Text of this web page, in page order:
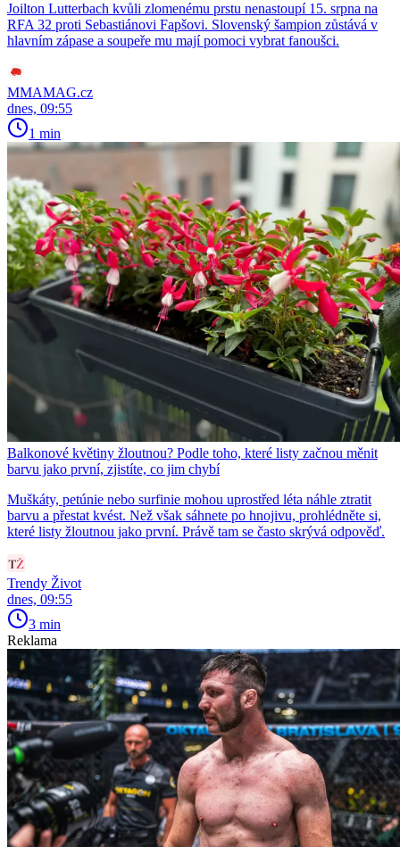
Joilton Lutterbach kvůli zlomenému prstu nenastoupí 15. srpna na
RFA 32 proti Sebastiánovi Fapšovi. Slovenský šampion zůstává v
hlavním zápase a soupeře mu mají pomoci vybrat fanoušci.
MMAMAG.cz
dnes, 09:55
1 min
Balkonové květiny žloutnou? Podle toho, které listy začnou měnit
barvu jako první, zjistíte, co jim chybí
Muškáty, petúnie nebo surfinie mohou uprostřed léta náhle ztratit
barvu a přestat kvést. Než však sáhnete po hnojivu, prohlédněte si,
které listy žloutnou jako první. Právě tam se často skrývá odpověď.
Trendy Život
dnes, 09:55
3 min
Reklama